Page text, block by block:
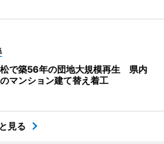
で築56年の団地大規模再生 県内
マンション建て替え着工
見る